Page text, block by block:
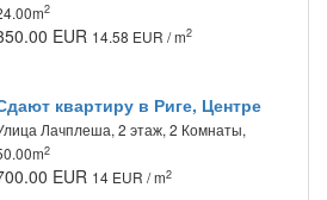
2
EUR 14.58 EUR / m2
квартиру в Риге, Центре
Лачплеша, 2 этаж, 2 Комнаты,
2
EUR 14 EUR / m2